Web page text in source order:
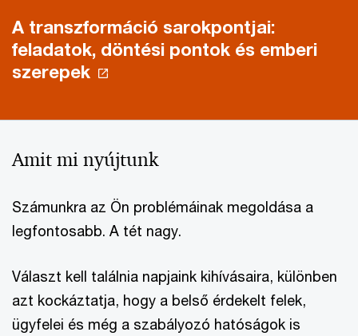
A transzformáció sarokpontjai:
feladatok, döntési pontok és emberi
szerepek
Amit mi nyújtunk
Számunkra az Ön problémáinak megoldása a
legfontosabb. A tét nagy.
Választ kell találnia napjaink kihívásaira, különben
azt kockáztatja, hogy a belső érdekelt felek,
ügyfelei és még a szabályozó hatóságok is